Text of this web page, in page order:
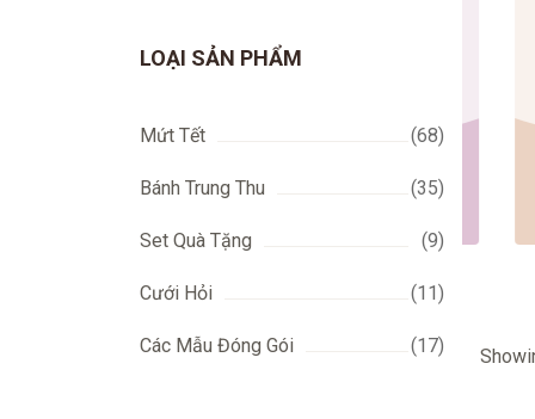
LOẠI SẢN PHẨM
Mứt Tết (68)
Bánh Trung Thu (35)
Set Quà Tặng (9)
Cưới Hỏi (11)
Các Mẫu Đóng Gói (17)